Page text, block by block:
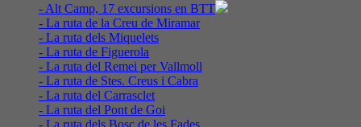
- Alt Camp, 17 excursions en BTT
- La ruta de la Creu de Miramar
- La ruta dels Miquelets
- La ruta de Figuerola
- La ruta del Remei per Vallmoll
- La ruta de Stes. Creus i Cabra
- La ruta del Carrasclet
- La ruta del Pont de Goi
- La ruta dels Bosc de les Fades